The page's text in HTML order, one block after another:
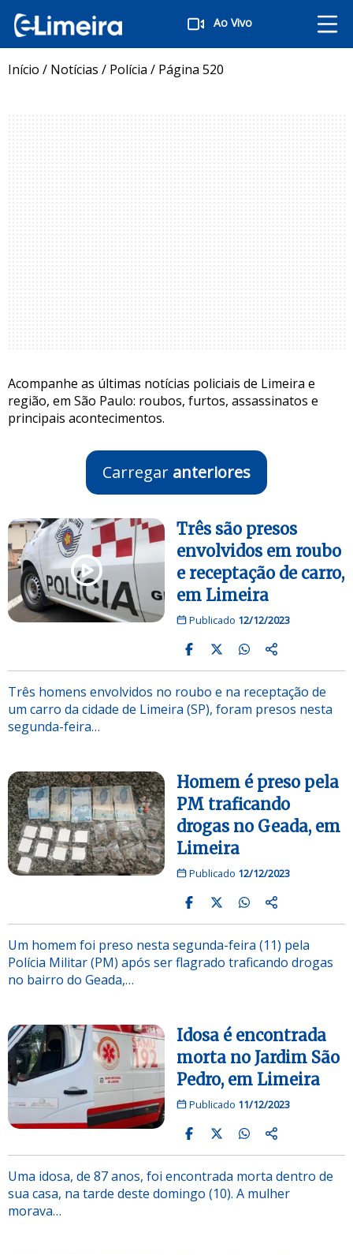
Ao Vivo
Início / Notícias / Polícia / Página 520
Acompanhe as últimas notícias policiais de Limeira e
região, em São Paulo: roubos, furtos, assassinatos e
principais acontecimentos.
Carregar anteriores
Três são presos
envolvidos em roubo
e receptação de carro,
em Limeira
Publicado 12/12/2023
Três homens envolvidos no roubo e na receptação de
um carro da cidade de Limeira (SP), foram presos nesta
segunda-feira…
Homem é preso pela
PM traficando
drogas no Geada, em
Limeira
Publicado 12/12/2023
Um homem foi preso nesta segunda-feira (11) pela
Polícia Militar (PM) após ser flagrado traficando drogas
no bairro do Geada,…
Idosa é encontrada
morta no Jardim São
Pedro, em Limeira
Publicado 11/12/2023
Uma idosa, de 87 anos, foi encontrada morta dentro de
sua casa, na tarde deste domingo (10). A mulher
morava…